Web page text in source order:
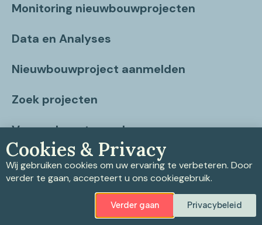
Monitoring nieuwbouwprojecten
Data en Analyses
Nieuwbouwproject aanmelden
Zoek projecten
Vragen beantwoord
Contact
Cookiebeleid
Cookies & Privacy
Wij gebruiken cookies om uw ervaring te verbeteren. Door
verder te gaan, accepteert u ons cookiegebruik.
Verder gaan Privacybeleid